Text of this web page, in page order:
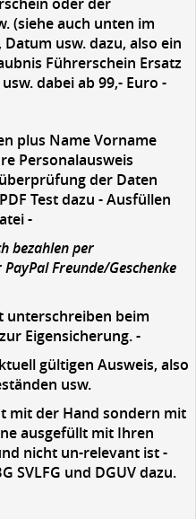
(siehe auch unten im
usw. dazu, also ein
Führerschein Ersatz
dabei ab 99,- Euro -
plus Name Vorname
Personalausweis
der Daten
Test dazu - Ausfüllen
-
bezahlen per
Freunde/Geschenke
unterschreiben beim
Eigensicherung. -
gültigen Ausweis, also
usw.
mit der Hand sondern mit
ausgefüllt mit Ihren
nicht un-relevant ist -
SVLFG und DGUV dazu.